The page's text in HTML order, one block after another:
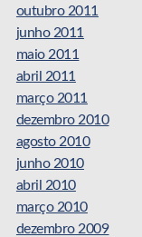
outubro 2011
junho 2011
maio 2011
abril 2011
março 2011
dezembro 2010
agosto 2010
junho 2010
abril 2010
março 2010
dezembro 2009